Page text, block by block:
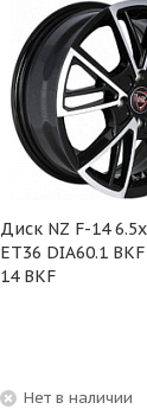
Диск NZ F-14
ET36 DIA60.1
14 BKF
Нет в наличии